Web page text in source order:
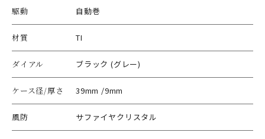
駆動 自動巻
材質 TI
ダイアル ブラック (グレー)
ケース径/厚さ 39mm /9mm
風防 サファイヤクリスタル